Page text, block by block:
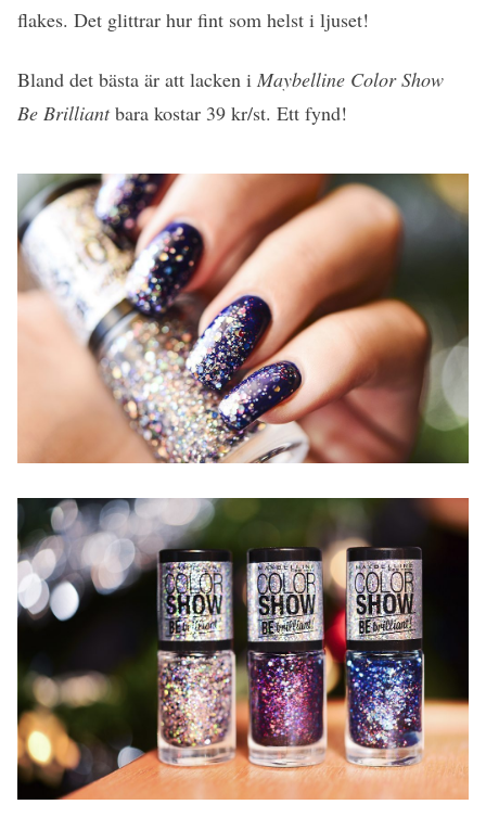
flakes. Det glittrar hur fint som helst i ljuset!
Bland det bästa är att lacken i Maybelline Color Show
Be Brilliantbara kostar 39 kr/st. Ett fynd!